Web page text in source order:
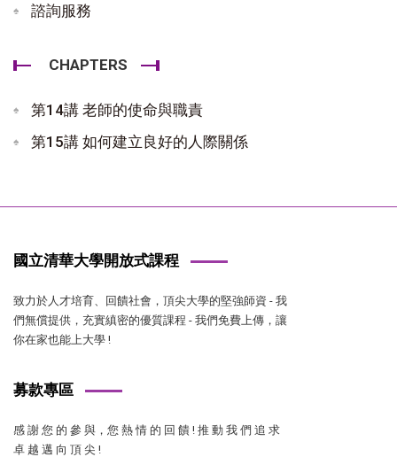
諮詢服務
CHAPTERS
第14講 老師的使命與職責
第15講 如何建立良好的人際關係
國立清華大學開放式課程
致力於人才培育、回饋社會，頂尖大學的堅強師資 - 我
們無償提供，充實縝密的優質課程 - 我們免費上傳，讓
你在家也能上大學 !
募款專區
感 謝 您 的 參 與，您 熱 情 的 回 饋 ! 推 動 我 們 追 求
卓 越 邁 向 頂 尖 !